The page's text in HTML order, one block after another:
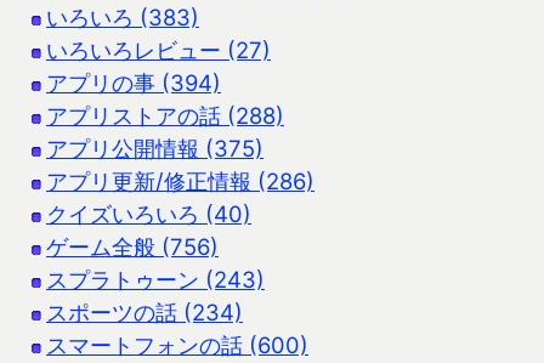
いろいろ (383)
いろいろレビュー (27)
アプリの事 (394)
アプリストアの話 (288)
アプリ公開情報 (375)
アプリ更新/修正情報 (286)
クイズいろいろ (40)
ゲーム全般 (756)
スプラトゥーン (243)
スポーツの話 (234)
スマートフォンの話 (600)